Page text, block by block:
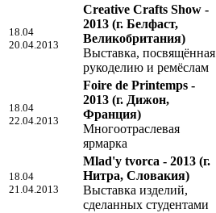
18.04
20.04.2013
Creative Crafts Show -
2013 (г. Белфаст,
Великобритания)
Выставка, посвящённая
рукоделию и ремёслам
18.04
22.04.2013
Foire de Printemps -
2013 (г. Дижон,
Франция)
Многоотраслевая
ярмарка
18.04
21.04.2013
Mlad'y tvorca - 2013 (г.
Нитра, Словакия)
Выставка изделий,
сделанных студентами